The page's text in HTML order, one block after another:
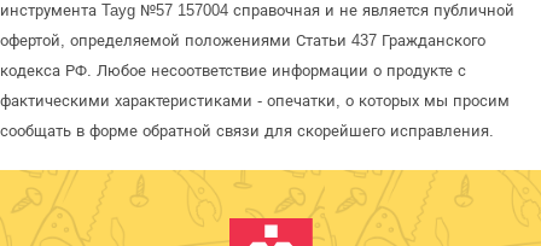
инструмента Tayg №57 157004 справочная и не является публичной
офертой, определяемой положениями Статьи 437 Гражданского
кодекса РФ. Любое несоответствие информации о продукте с
фактическими характеристиками - опечатки, о которых мы просим
сообщать в форме обратной связи для скорейшего исправления.